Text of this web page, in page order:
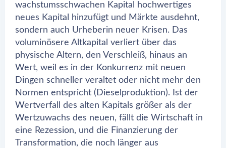
wachstumsschwachen Kapital hochwertiges
neues Kapital hinzufügt und Märkte ausdehnt,
sondern auch Urheberin neuer Krisen. Das
voluminösere Altkapital verliert über das
physische Altern, den Verschleiß, hinaus an
Wert, weil es in der Konkurrenz mit neuen
Dingen schneller veraltet oder nicht mehr den
Normen entspricht (Dieselproduktion). Ist der
Wertverfall des alten Kapitals größer als der
Wertzuwachs des neuen, fällt die Wirtschaft in
eine Rezession, und die Finanzierung der
Transformation, die noch länger aus